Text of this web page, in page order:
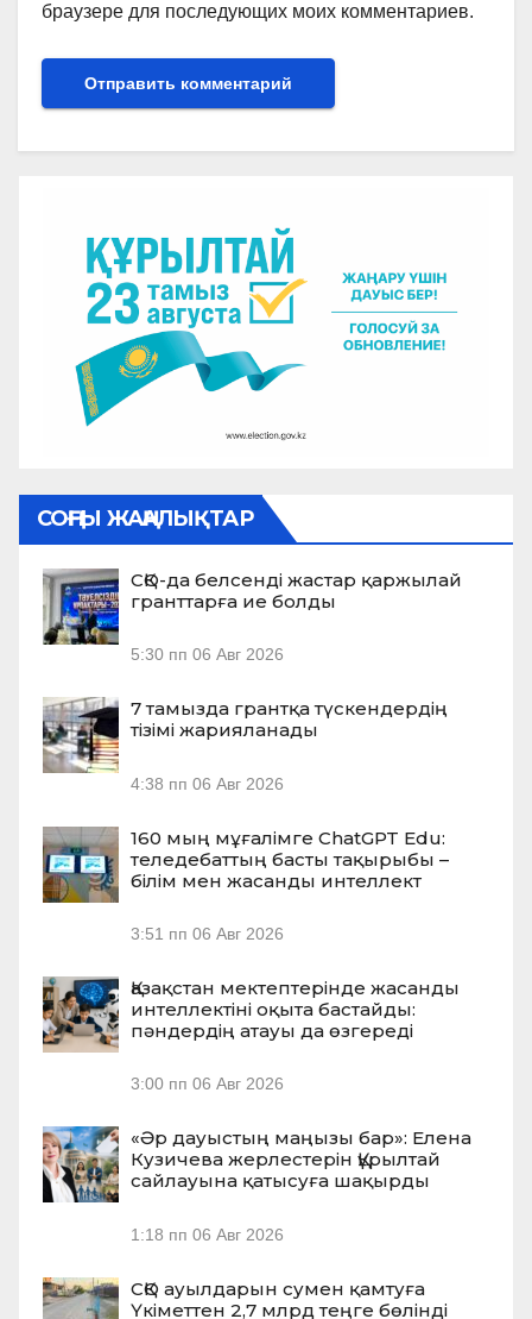
браузере для последующих моих комментариев.
СОҢҒЫ ЖАҢАЛЫҚТАР
СҚО-да белсенді жастар қаржылай
гранттарға ие болды
5:30 пп 06 Авг 2026
7 тамызда грантқа түскендердің
тізімі жарияланады
4:38 пп 06 Авг 2026
160 мың мұғалімге ChatGPT Edu:
теледебаттың басты тақырыбы –
білім мен жасанды интеллект
3:51 пп 06 Авг 2026
Қазақстан мектептерінде жасанды
интеллектіні оқыта бастайды:
пәндердің атауы да өзгереді
3:00 пп 06 Авг 2026
«Әр дауыстың маңызы бар»: Елена
Кузичева жерлестерін Құрылтай
сайлауына қатысуға шақырды
1:18 пп 06 Авг 2026
СҚО ауылдарын сумен қамтуға
Үкіметтен 2,7 млрд теңге бөлінді